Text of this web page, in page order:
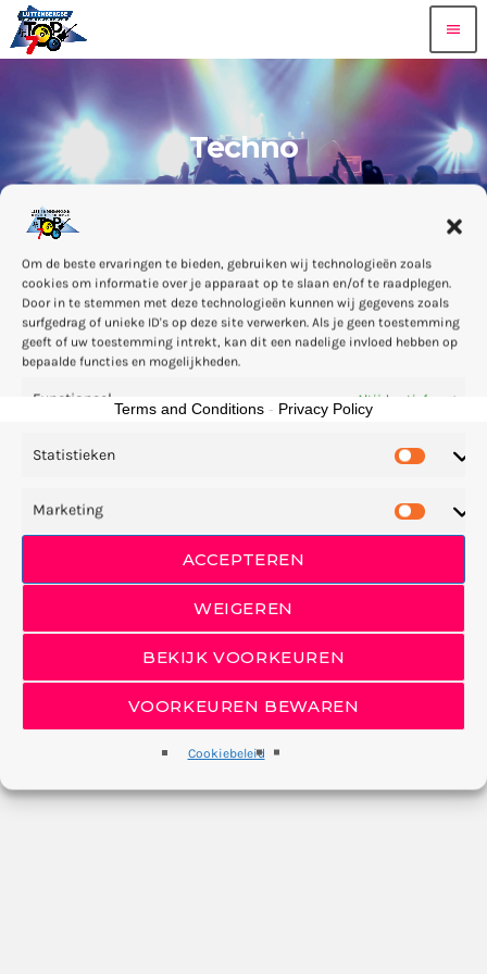
Om de beste ervaringen te bieden, gebruiken wij technologieën zoals
cookies om informatie over je apparaat op te slaan en/of te raadplegen.
Door in te stemmen met deze technologieën kunnen wij gegevens zoals
surfgedrag of unieke ID's op deze site verwerken. Als je geen toestemming
geeft of uw toestemming intrekt, kan dit een nadelige invloed hebben op
bepaalde functies en mogelijkheden.
Functioneel Altijd actief
Statistieken
Marketing
ACCEPTEREN
WEIGEREN
BEKIJK VOORKEUREN
VOORKEUREN BEWAREN
Cookiebeleid
menu
Techno
Sorry, hier niets
Terms and Conditions - Privacy Policy